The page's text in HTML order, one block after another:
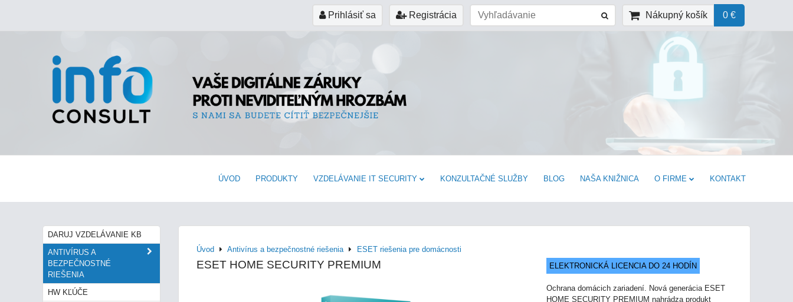
Prihlásiť sa Registrácia Nákupný košík 0 €
ÚVOD PRODUKTY VZDELÁVANIE IT SECURITY KONZULTAČNÉ SLUŽBY BLOG NAŠA KNIŽNICA O FIRME KONTAKT
Úvod Antivírus a bezpečnostné riešenia ESET riešenia pre domácnosti
ESET HOME SECURITY PREMIUM ELEKTRONICKÁ LICENCIA DO 24 HODÍN
Ochrana domácich zariadení. Nová generácia ESET
HOME SECURITY PREMIUM nahrádza produkt
DARUJ VZDELÁVANIE KB
ANTIVÍRUS A
BEZPEČNOSTNÉ
RIEŠENIA
HW KĽÚČE